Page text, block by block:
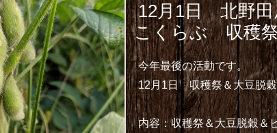
12月1日 北野田
こくらぶ 収穫
今年最後の活動です。
12月1日収穫祭＆大豆脱穀
内容：収穫祭＆大豆脱穀＆